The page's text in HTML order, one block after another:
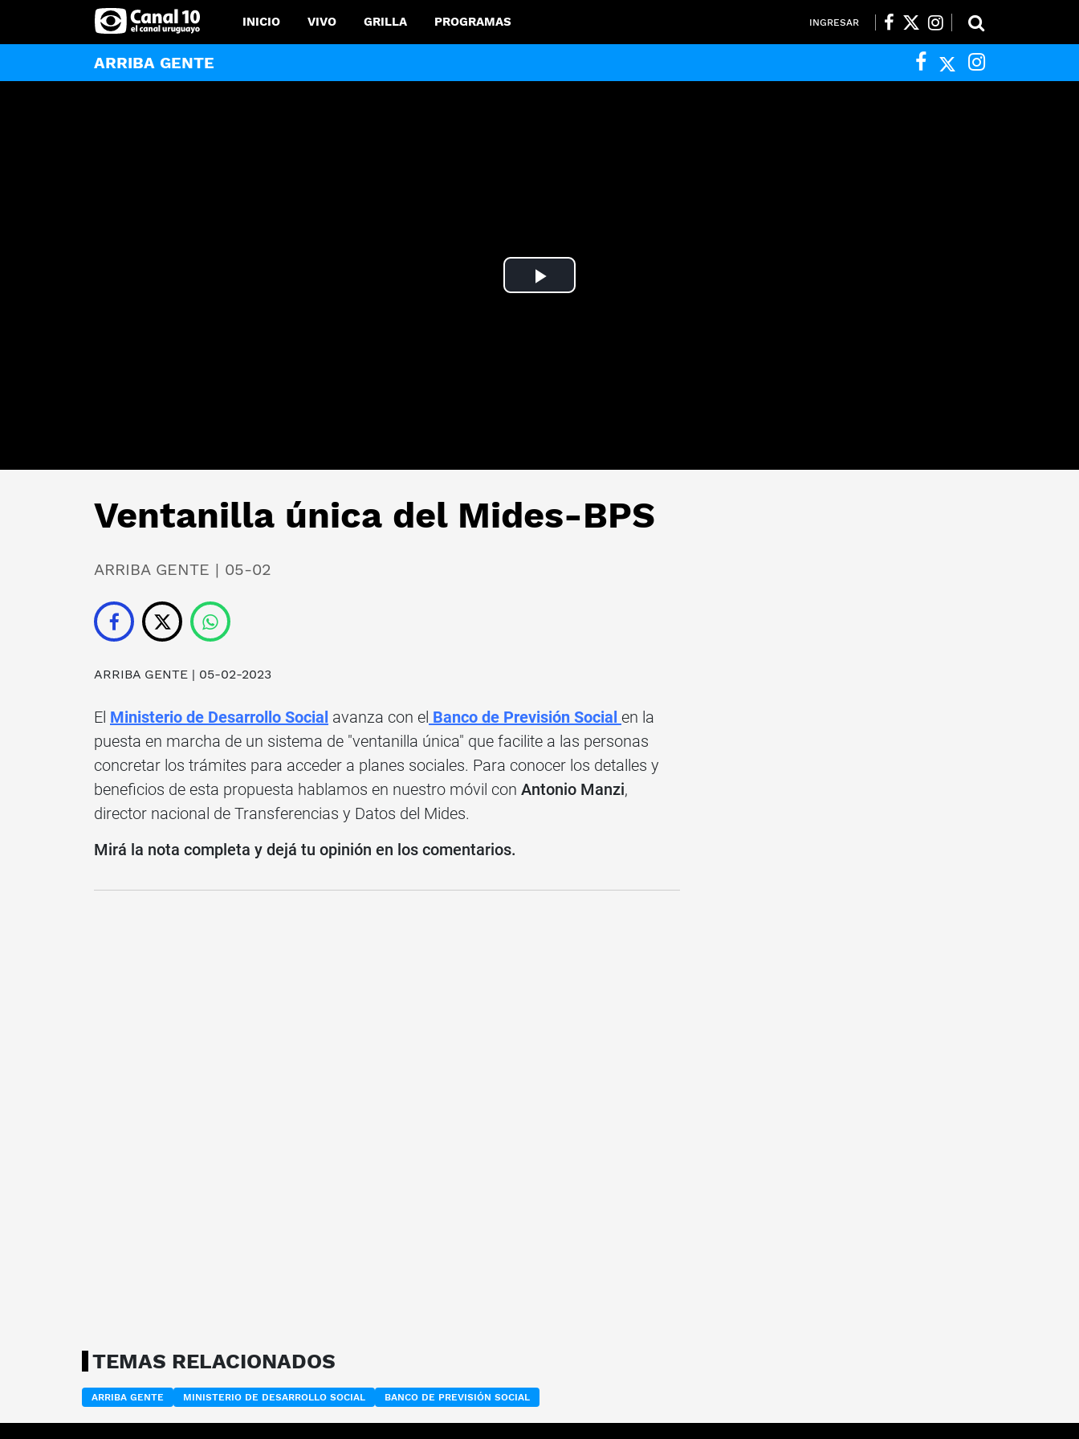
INICIO VIVO GRILLA PROGRAMAS INGRESAR
ARRIBA GENTE
Play
Ventanilla única del Mides-BPS
ARRIBA GENTE | 05-02
ARRIBA GENTE | 05-02-2023
El Ministerio de Desarrollo Social avanza con el Banco de Previsión Social en la
puesta en marcha de un sistema de "ventanilla única" que facilite a las personas
concretar los trámites para acceder a planes sociales. Para conocer los detalles y
beneficios de esta propuesta hablamos en nuestro móvil con Antonio Manzi,
director nacional de Transferencias y Datos del Mides.
Mirá la nota completa y dejá tu opinión en los comentarios.
TEMAS RELACIONADOS
ARRIBA GENTE MINISTERIO DE DESARROLLO SOCIAL BANCO DE PREVISIÓN SOCIAL